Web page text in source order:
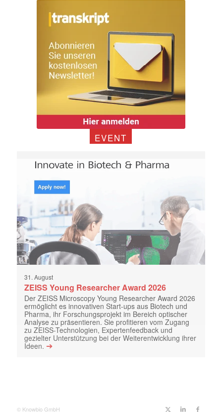
EVENT
31. August
ZEISS Young Researcher Award 2026
Der ZEISS Microscopy Young Researcher Award 2026
ermöglicht es innovativen Start-ups aus Biotech und
Pharma, ihr Forschungsprojekt im Bereich optischer
Analyse zu präsentieren. Sie profitieren vom Zugang
zu ZEISS-Technologien, Expertenfeedback und
gezielter Unterstützung bei der Weiterentwicklung ihrer
Ideen. ➔
© Knowbio GmbH